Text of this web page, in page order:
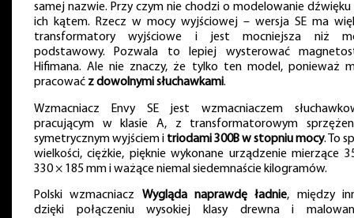
samej nazwie. Przy czym nie chodzi o modelowanie
ich kątem. Rzecz w mocy wyjściowej – wersja SE ma
transformatory wyjściowe i jest mocniejsza niż
podstawowy. Pozwala to lepiej wysterować
Hifimana. Ale nie znaczy, że tylko ten model, ponieważ
pracować z dowolnymi słuchawkami.
Wzmacniacz Envy SE jest wzmacniaczem
pracującym w klasie A, z transformatorowym
symetrycznym wyjściem i triodami 300B w stopniu mocy. To
wielkości, ciężkie, pięknie wykonane urządzenie mierzące
330 × 185 mm i ważące niemal siedemnaście kilogramów.
Polski wzmacniacz Wygląda naprawdę ładnie, między
dzięki połączeniu wysokiej klasy drewna i